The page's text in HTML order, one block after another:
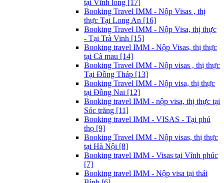
tại Vĩnh long [17]
Booking Travel IMM - Nộp Visas , thị
thực Tại Long An [16]
Booking Travel IMM - Nộp Visa, thị thực
- Tại Trà Vinh [15]
Booking travel IMM - Nộp Visas, thị thực
tại Cà mau [14]
Booking Travel IMM - Nộp visas , thị thực
Tại Đồng Tháp [13]
Booking Travel IMM - Nộp visa, thị thực
tại Đồng Nai [12]
Booking travel IMM - nộp visa, thị thực tại
Sóc trăng [11]
Booking travel IMM - VISAS - Tại phú
thọ [9]
Booking Travel IMM - Nộp visas, thị thực
tại Hà Nội [8]
Booking travel IMM - Visas tại Vĩnh phúc
[7]
Booking travel IMM - Nộp visa tại thái